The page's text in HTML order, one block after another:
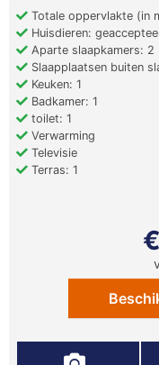
Totale oppervlakte (in
Huisdieren:
Aparte slaapkamers: 2
Slaapplaatsen buiten
Keuken: 1
Badkamer: 1
toilet: 1
Verwarming
Televisie
Terras: 1